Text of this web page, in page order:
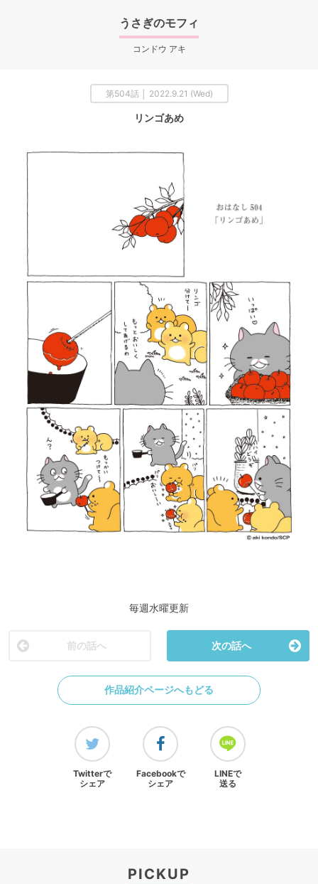
うさぎのモフィ
コンドウ アキ
第504話 │ 2022.9.21 (Wed)
リンゴあめ
毎週水曜更新
前の話へ 次の話へ
作品紹介ページへもどる
Twitterで
シェア
Facebookで
シェア
LINEで
送る
PICKUP